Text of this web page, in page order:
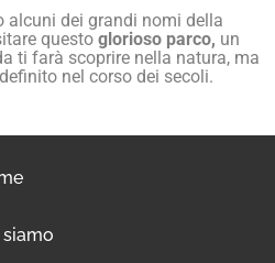
alcuni dei grandi nomi della
questo glorioso parco, un
ti farà scoprire nella natura, ma
nel corso dei secoli.
siamo